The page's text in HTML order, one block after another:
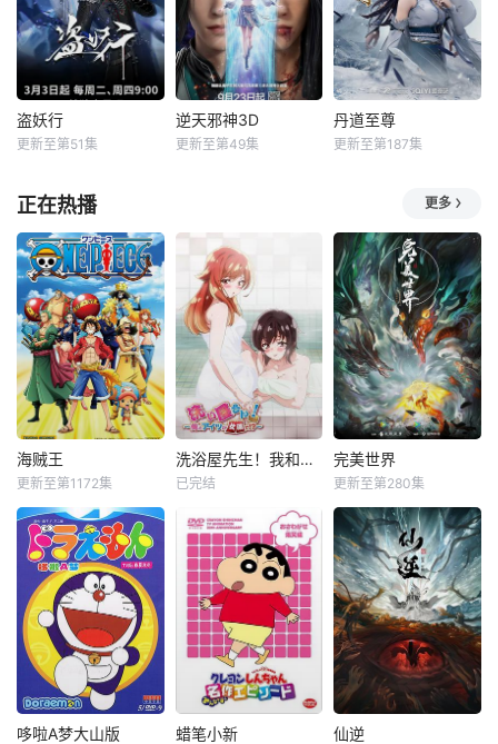
盗妖行
更新至第51集
逆天邪神3D
更新至第49集
丹道至尊
更新至第187集
正在热播 更多
海贼王
更新至第1172集
洗浴屋先生！我和那家伙在女浴池！？
已完结
完美世界
更新至第280集
哆啦A梦大山版 蜡笔小新 仙逆